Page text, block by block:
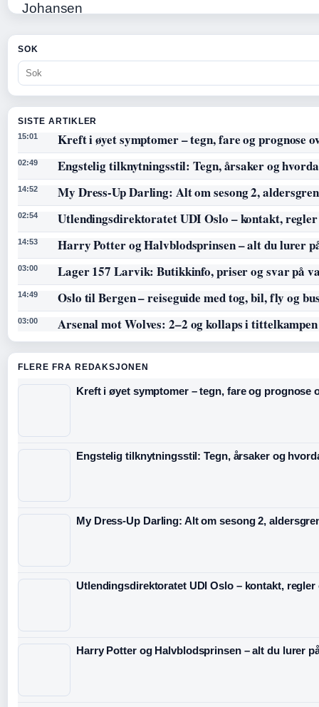
SOK
SISTE ARTIKLER
15:01 Kreft i øyet symptomer – tegn, fare og prognose
02:49 Engstelig tilknytningsstil: Tegn, årsaker og
14:52 My Dress-Up Darling: Alt om sesong 2,
02:54 Utlendingsdirektoratet UDI Oslo – kontakt,
14:53 Harry Potter og Halvblodsprinsen – alt du lurer
03:00 Lager 157 Larvik: Butikkinfo, priser og svar på
14:49 Oslo til Bergen – reiseguide med tog, bil, fly og
03:00 Arsenal mot Wolves: 2–2 og kollaps i tittelkampen
FLERE FRA REDAKSJONEN
Kreft i øyet symptomer – tegn, fare og prognose
Engstelig tilknytningsstil: Tegn, årsaker og
My Dress-Up Darling: Alt om sesong 2,
Utlendingsdirektoratet UDI Oslo – kontakt,
Harry Potter og Halvblodsprinsen – alt du lurer